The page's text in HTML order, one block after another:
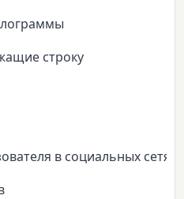
строку
в социальных сетях